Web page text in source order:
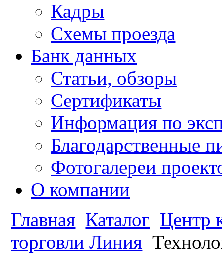
Кадры
Схемы проезда
Банк данных
Статьи, обзоры
Сертификаты
Информация по
Благодарственные
Фотогалереи
О компании
Главная Каталог Центр
торговли Линия